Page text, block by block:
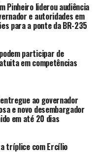
Pinheiro liderou audiência
e autoridades em
para a ponte da BR-235
participar de
em competências
ao governador
e novo desembargador
em até 20 dias
tríplice com Ercílio